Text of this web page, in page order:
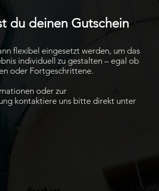
du deinen Gutschein
flexibel eingesetzt werden, um das
individuell zu gestalten – egal ob
oder Fortgeschrittene.
oder zur
kontaktiere uns bitte direkt unter